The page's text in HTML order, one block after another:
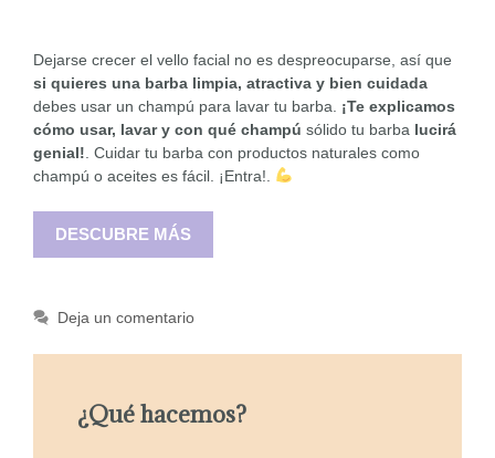
Dejarse crecer el vello facial no es despreocuparse, así que
si quieres una barba limpia, atractiva y bien cuidada
debes usar un champú para lavar tu barba. ¡Te explicamos
cómo usar, lavar y con qué champú sólido tu barba lucirá
genial! . Cuidar tu barba con productos naturales como
champú o aceites es fácil. ¡Entra!.
DESCUBRE MÁS
Deja un comentario
¿Qué hacemos?